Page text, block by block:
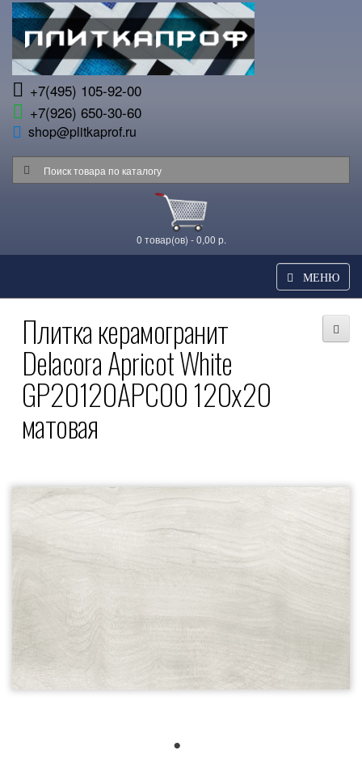
+7(495) 105-92-00
+7(926) 650-30-60
shop@plitkaprof.ru
0 товар(ов) - 0,00 р.
МЕНЮ
Плитка керамогранит
Delacora Apricot White
GP20120APC00 120x20
матовая